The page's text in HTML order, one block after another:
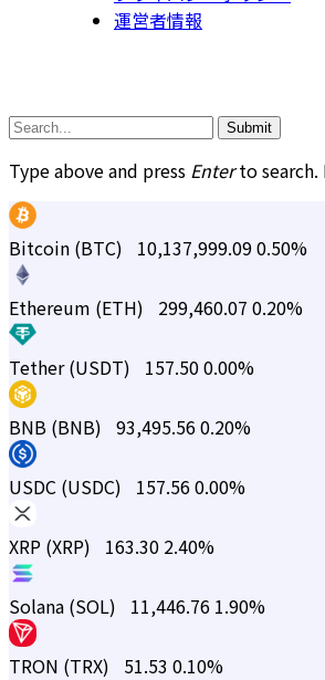
運営者情報
Submit
Type above and press Enterto search.
Bitcoin (BTC) 10,137,999.090.50%
Ethereum (ETH) 299,460.07 0.20%
Tether (USDT) 157.500.00%
BNB (BNB) 93,495.560.20%
USDC (USDC) 157.560.00%
XRP (XRP) 163.30 2.40%
Solana (SOL) 11,446.76 1.90%
TRON (TRX) 51.53 0.10%